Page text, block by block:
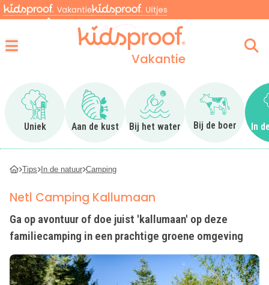
Vakantie
Uniek
Ga naar Uniek
Aan de kust
Ga naar Aan de kust
Bij het water
Ga naar Bij het water
Bij de boer
Ga naar Bij
In
Tips In de natuur Camping
Netl Camping Kallumaan
Ga op avontuur of doe juist 'kallumaan' op deze
familiecamping in een prachtige groene omgeving